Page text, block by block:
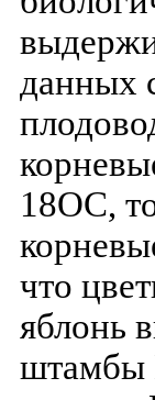
данных
18ОС,
что
яблонь
штамбы